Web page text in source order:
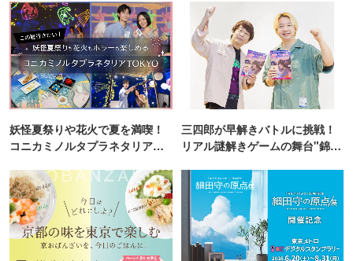
妖怪夏祭りや花火で夏を満喫！
コニカミノルタプラネタリア
三四郎が早解きバトルに挑戦！
リアル謎解きゲームの舞台"錦糸